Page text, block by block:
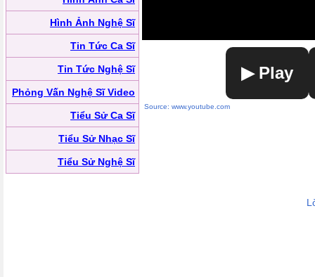
Hình Ảnh Nghệ Sĩ
Tin Tức Ca Sĩ
Tin Tức Nghệ Sĩ
Phỏng Vấn Nghệ Sĩ Video
Tiểu Sử Ca Sĩ
Tiểu Sử Nhạc Sĩ
Tiểu Sử Nghệ Sĩ
▶ Play
Source: www.youtube.com